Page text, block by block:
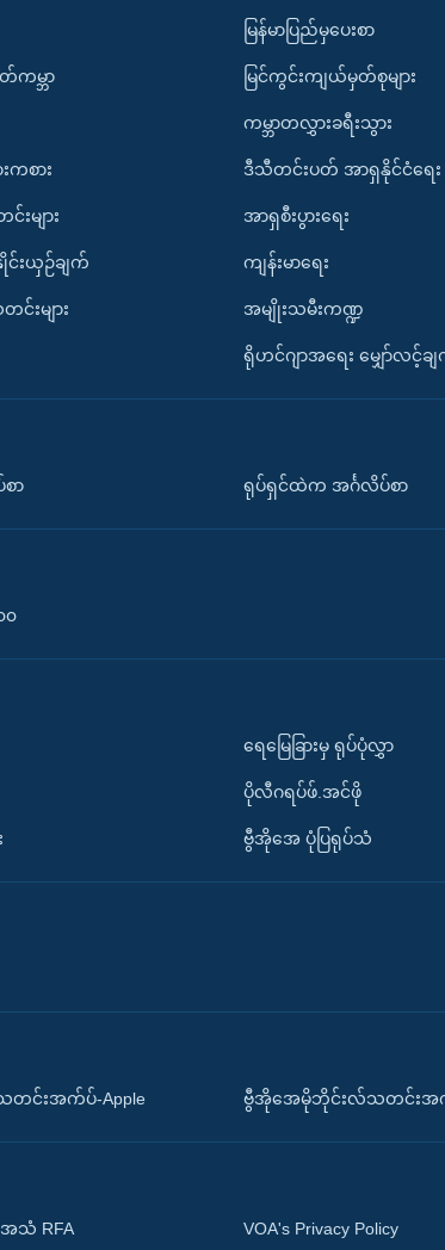
ကမ္ဘာ
စား
များ
င်းယှဉ်ချက်
င်းများ
မြန်မာပြည်မှပေးစာ
မြင်ကွင်းကျယ်မှတ်စုများ
ကမ္ဘာတလွှားခရီးသွား
ဒီသီတင်းပတ် အာရှနိုင်ငံရေး
အာရှစီးပွားရေး
ကျန်းမာရေး
အမျိုးသမီးကဏ္ဍ
ရိုဟင်ဂျာအရေး မျှော်လင့်ခ
ာ ရုပ်ရှင်ထဲက အင်္ဂလိပ်စာ
၀
ရေမြေခြားမှ ရုပ်ပုံလွှာ
ပိုလီဂရပ်ဖ်.အင်ဖို
ဗွီအိုအေ ပုံပြရုပ်သံ
င်းအက်ပ်-Apple ဗွီအိုအေမိုဘိုင်းလ်သတင်းအက်
RFA VOA's Privacy Policy